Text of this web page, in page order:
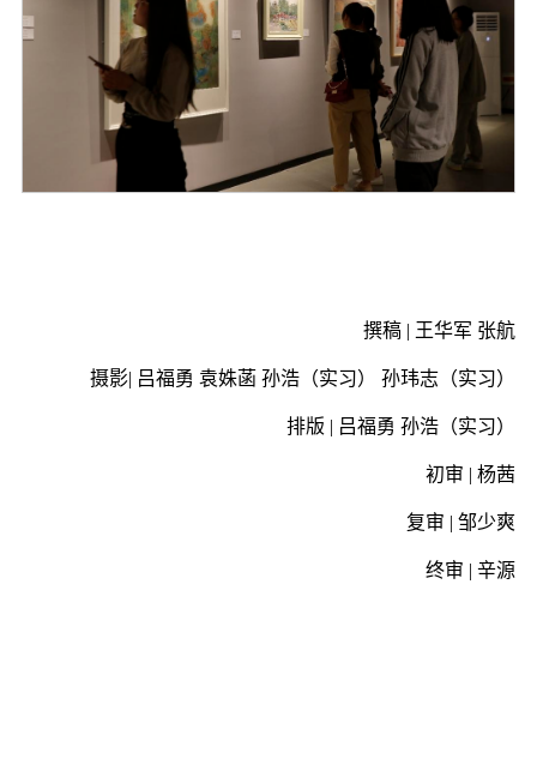
撰稿 | 王华军 张航
摄影| 吕福勇 袁姝菡 孙浩（实习） 孙玮志（实习）
排版 | 吕福勇 孙浩（实习）
初审 | 杨茜
复审 | 邹少爽
终审 | 辛源